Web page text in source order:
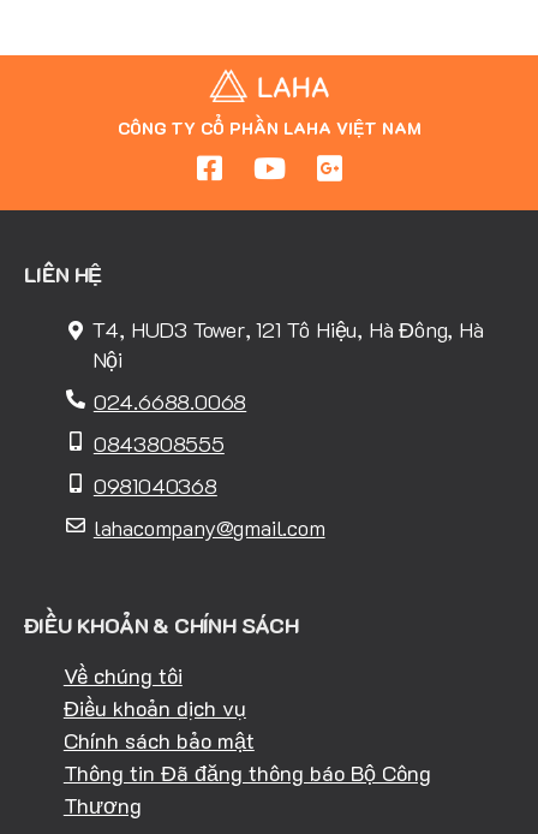
CÔNG TY CỔ PHẦN LAHA VIỆT NAM
LIÊN HỆ
T4, HUD3 Tower, 121 Tô Hiệu, Hà Đông, Hà
Nội
024.6688.0068
0843808555
0981040368
lahacompany@gmail.com
ĐIỀU KHOẢN & CHÍNH SÁCH
Về chúng tôi
Điều khoản dịch vụ
Chính sách bảo mật
Thông tin Đã đăng thông báo Bộ Công
Thương